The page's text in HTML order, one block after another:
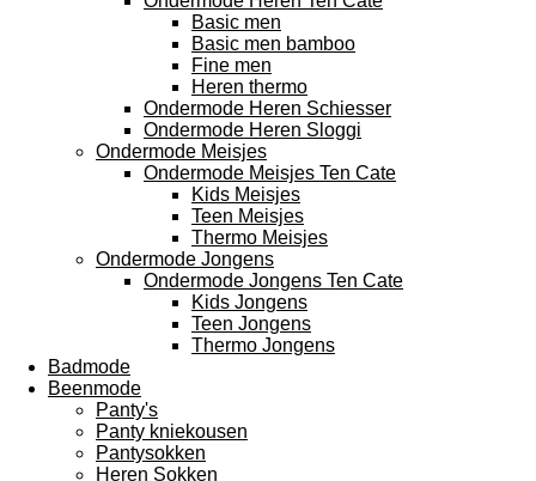
Basic men
Basic men bamboo
Fine men
Heren thermo
Ondermode Heren Schiesser
Ondermode Heren Sloggi
Ondermode Meisjes
Ondermode Meisjes Ten Cate
Kids Meisjes
Teen Meisjes
Thermo Meisjes
Ondermode Jongens
Ondermode Jongens Ten Cate
Kids Jongens
Teen Jongens
Thermo Jongens
Badmode
Beenmode
Panty's
Panty kniekousen
Pantysokken
Heren Sokken